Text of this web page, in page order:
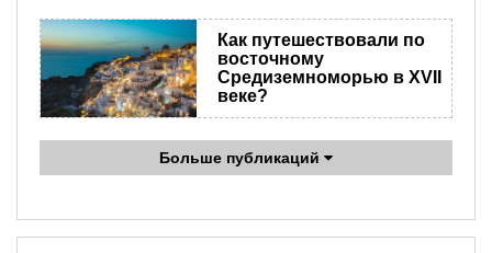
Как путешествовали по
восточному
Средиземноморью в XVII
веке?
Больше публикаций